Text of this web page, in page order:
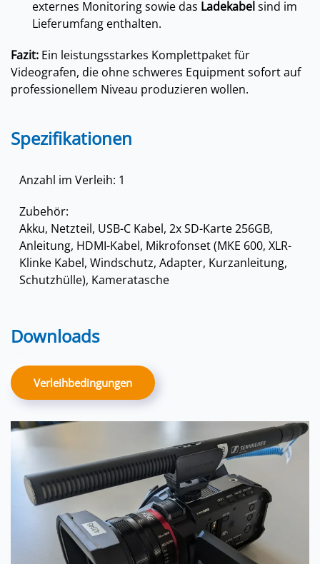
externes Monitoring sowie das Ladekabelsind im
Lieferumfang enthalten.
Fazit: Ein leistungsstarkes Komplettpaket für
Videografen, die ohne schweres Equipment sofort auf
professionellem Niveau produzieren wollen.
Spezifikationen
Anzahl im Verleih: 1
Zubehör:
Akku, Netzteil, USB-C Kabel, 2x SD-Karte 256GB,
Anleitung, HDMI-Kabel, Mikrofonset (MKE 600, XLR-
Klinke Kabel, Windschutz, Adapter, Kurzanleitung,
Schutzhülle), Kameratasche
Downloads
Verleihbedingungen